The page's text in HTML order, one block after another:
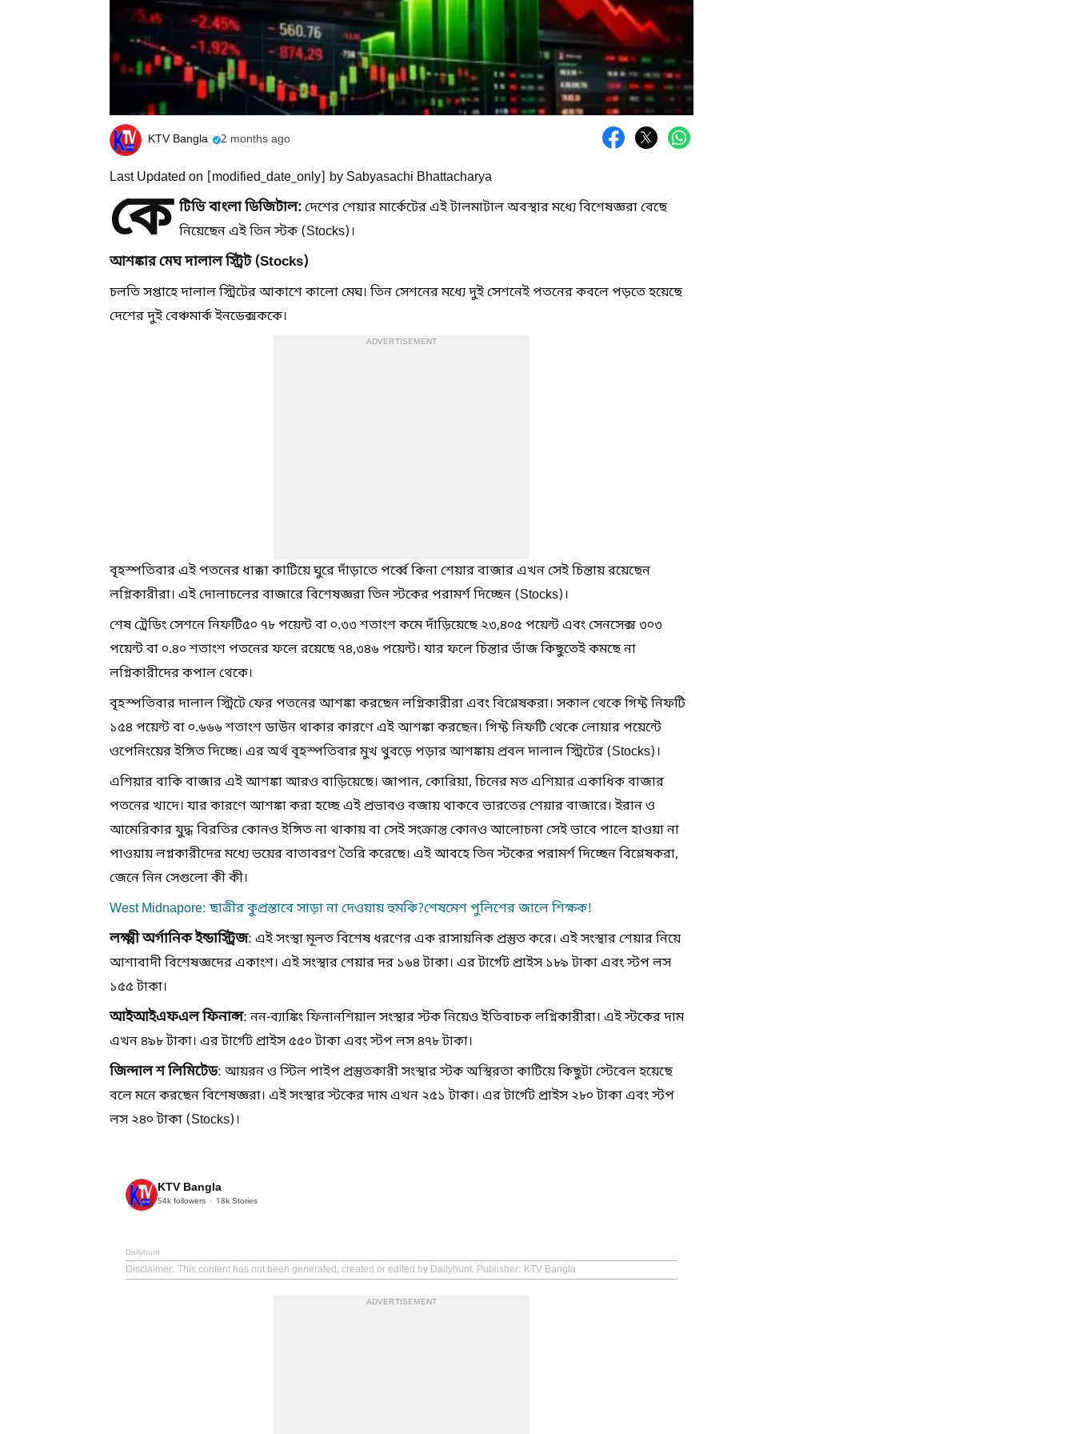
KTV Bangla 2 months ago
Last Updated on [modified_date_only] by Sabyasachi Bhattacharya
কে টিভি বাংলা ডিজিটাল:দেশের শেয়ার মার্কেটের এই টালমাটাল অবস্থার মধ্যে বিশেষজ্ঞরা বেছে
নিয়েছেন এই তিন স্টক (Stocks)।
আশঙ্কার মেঘ দালাল স্ট্রিট (Stocks)
চলতি সপ্তাহে দালাল স্ট্রিটের আকাশে কালো মেঘ। তিন সেশনের মধ্যে দুই সেশনেই পতনের কবলে পড়তে হয়েছে
দেশের দুই বেঞ্চমার্ক ইনডেক্সককে।
ADVERTISEMENT
বৃহস্পতিবার এই পতনের ধাক্কা কাটিয়ে ঘুরে দাঁড়াতে পর্ব্বে কিনা শেয়ার বাজার এখন সেই চিন্তায় রয়েছেন
লগ্নিকারীরা। এই দোলাচলের বাজারে বিশেষজ্ঞরা তিন স্টকের পরামর্শ দিচ্ছেন (Stocks)।
শেষ ট্রেডিং সেশনে নিফটি৫০ ৭৮ পয়েন্ট বা ০.৩৩ শতাংশ কমে দাঁড়িয়েছে ২৩,৪০৫ পয়েন্ট এবং সেনসেক্স ৩০৩
পয়েন্ট বা ০.৪০ শতাংশ পতনের ফলে রয়েছে ৭৪,৩৪৬ পয়েন্ট। যার ফলে চিন্তার ভাঁজ কিছুতেই কমছে না
লগ্নিকারীদের কপাল থেকে।
বৃহস্পতিবার দালাল স্ট্রিটে ফের পতনের আশঙ্কা করছেন লগ্নিকারীরা এবং বিশ্লেষকরা। সকাল থেকে গিফ্ট নিফটি
১৫৪ পয়েন্ট বা ০.৬৬৬ শতাংশ ডাউন থাকার কারণে এই আশঙ্কা করছেন। গিফ্ট নিফটি থেকে লোয়ার পয়েন্টে
ওপেনিংয়ের ইঙ্গিত দিচ্ছে। এর অর্থ বৃহস্পতিবার মুখ থুবড়ে পড়ার আশঙ্কায় প্রবল দালাল স্ট্রিটের (Stocks)।
এশিয়ার বাকি বাজার এই আশঙ্কা আরও বাড়িয়েছে। জাপান, কোরিয়া, চিনের মত এশিয়ার একাধিক বাজার
পতনের খাদে। যার কারণে আশঙ্কা করা হচ্ছে এই প্রভাবও বজায় থাকবে ভারতের শেয়ার বাজারে। ইরান ও
আমেরিকার যুদ্ধ বিরতির কোনও ইঙ্গিত না থাকায় বা সেই সংক্রান্ত কোনও আলোচনা সেই ভাবে পালে হাওয়া না
পাওয়ায় লগ্নকারীদের মধ্যে ভয়ের বাতাবরণ তৈরি করেছে। এই আবহে তিন স্টকের পরামর্শ দিচ্ছেন বিশ্লেষকরা,
জেনে নিন সেগুলো কী কী।
West Midnapore: ছাত্রীর কুপ্রস্তাবে সাড়া না দেওয়ায় হুমকি?শেষমেশ পুলিশের জালে শিক্ষক!
লক্ষ্মী অর্গানিক ইন্ডাস্ট্রিজ: এই সংস্থা মূলত বিশেষ ধরণের এক রাসায়নিক প্রস্তুত করে। এই সংস্থার শেয়ার নিয়ে
আশাবাদী বিশেষজ্ঞদের একাংশ। এই সংস্থার শেয়ার দর ১৬৪ টাকা। এর টার্গেট প্রাইস ১৮৯ টাকা এবং স্টপ লস
১৫৫ টাকা।
আইআইএফএল ফিনান্স: নন-ব্যাঙ্কিং ফিনানশিয়াল সংস্থার স্টক নিয়েও ইতিবাচক লগ্নিকারীরা। এই স্টকের দাম
এখন ৪৯৮ টাকা। এর টার্গেট প্রাইস ৫৫০ টাকা এবং স্টপ লস ৪৭৮ টাকা।
জিন্দাল শ লিমিটেড: আয়রন ও স্টিল পাইপ প্রস্তুতকারী সংস্থার স্টক অস্থিরতা কাটিয়ে কিছুটা স্টেবেল হয়েছে
বলে মনে করছেন বিশেষজ্ঞরা। এই সংস্থার স্টকের দাম এখন ২৫১ টাকা। এর টার্গেট প্রাইস ২৮০ টাকা এবং স্টপ
লস ২৪০ টাকা (Stocks)।
KTV Bangla
54k followers 18k Stories
Dailyhunt
Disclaimer: This content has not been generated, created or edited by Dailyhunt. Publisher: KTV Bangla
ADVERTISEMENT